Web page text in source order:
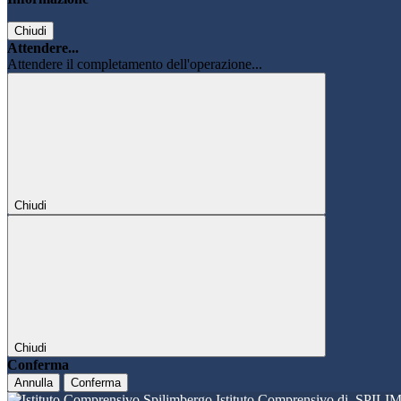
Chiudi
Attendere...
Attendere il completamento dell'operazione...
Chiudi
Chiudi
Conferma
Annulla Conferma